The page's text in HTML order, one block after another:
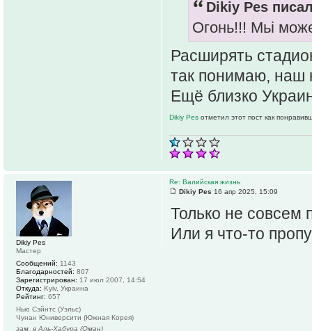
Dikiy Pes
Огонь!!! Мьі
Расширять
так понимаю, наш
Ещё близко
Dikiy Pes отметил этот пост как
Re: Валийская жизнь
Dikiy Pes 16 апр 2025, 15:09
Только не совсем
Или я что-то
Dikiy Pes
Мастер
Сообщений: 1143
Благодарностей: 807
Зарегистрирован: 17 июл 2007, 14:54
Откуда: Kyiv, Украина
Рейтинг: 657
Нью Сэйнтс (Уэльс)
Чунан Юниверсити (Южная Корея)
зам. в Аль-Хабура (Оман)